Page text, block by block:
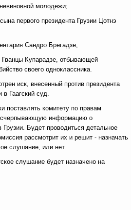
молодежи;
первого президента Грузии Цотнэ
Сандро Брегадзе;
Купарадзе, отбывающей
своего одноклассника.
иск, внесенный против президента
Гаагский суд.
поставлять комитету по правам
информацию о
Будет проводиться детальное
рассмотрит их и решит - назначать
слушание, или нет.
слушание будет назначено на